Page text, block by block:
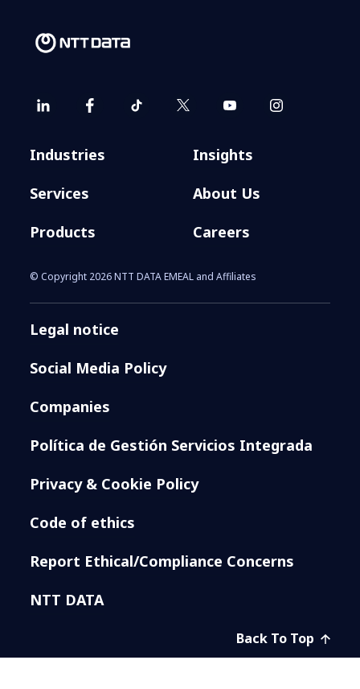
Industries
Services
Products
Insights
About Us
Careers
© Copyright 2026 NTT DATA EMEAL and Affiliates
Legal notice
Social Media Policy
Companies
Política de Gestión Servicios Integrada
Privacy & Cookie Policy
Code of ethics
Report Ethical/Compliance Concerns
NTT DATA
Back To Top